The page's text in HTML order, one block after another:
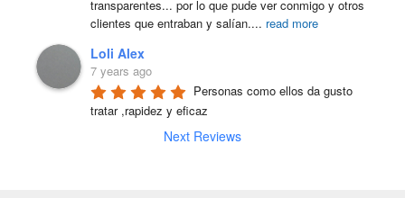
transparentes... por lo que pude ver conmigo y otros
clientes que entraban y salían.... read more
Loli Alex
7 years ago
Personas como ellos da gusto
tratar ,rapidez y eficaz
Next Reviews